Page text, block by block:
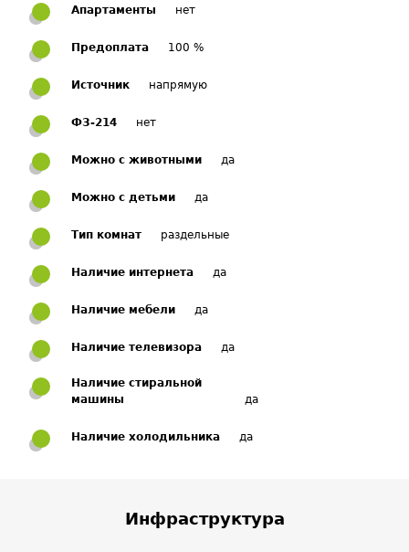
Апартаменты нет
Предоплата 100 %
Источник напрямую
ФЗ-214 нет
Можно с животными да
Можно с детьми да
Тип комнат раздельные
Наличие интернета да
Наличие мебели да
Наличие телевизора да
Наличие стиральной
машины
да
Наличие холодильника да
Инфраструктура